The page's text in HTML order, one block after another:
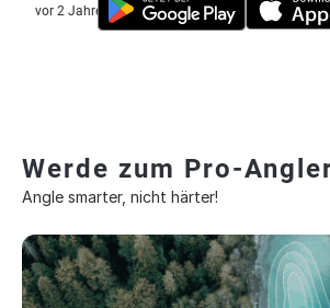
vor 2 Jahre
Werde zum Pro-
Angle smarter, nicht härter!